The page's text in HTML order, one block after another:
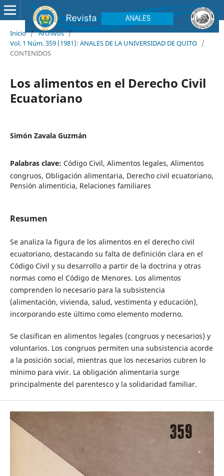
Inicio / Archivos /
Vol. 1 Núm. 359 (1981): ANALES DE LA UNIVERSIDAD DE QUITO /
CONTENIDOS
Los alimentos en el Derecho Civil
Ecuatoriano
Simón Zavala Guzmán
Palabras clave: Código Civil, Alimentos legales, Alimentos
congruos, Obligación alimentaria, Derecho civil ecuatoriano,
Pensión alimenticia, Relaciones familiares
Resumen
Se analiza la figura de los alimentos en el derecho civil
ecuatoriano, destacando su falta de definición clara en el
Código Civil y su desarrollo a partir de la doctrina y otras
normas como el Código de Menores. Los alimentos
comprenden lo necesario para la subsistencia
(alimentación, vivienda, salud, vestimenta y educación),
incorporando este último como elemento moderno.
Se clasifican en alimentos legales (congruos y necesarios) y
voluntarios. Los congruos permiten una subsistencia acorde
a la posición social, mientras que los necesarios cubren lo
mínimo para vivir. La obligación alimentaria surge
principalmente del parentesco y la solidaridad familiar.